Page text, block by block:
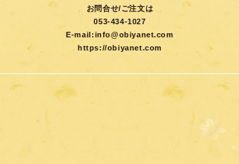
お問合せ/ご注文は
053-434-1027
E-mail:info@obiyanet.com
https://obiyanet.com